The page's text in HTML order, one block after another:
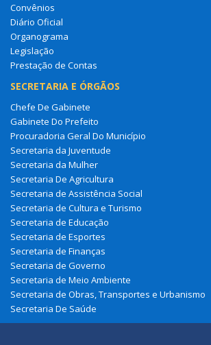
Convênios
Diário Oficial
Organograma
Legislação
Prestação de Contas
SECRETARIA E ÓRGÃOS
Chefe De Gabinete
Gabinete Do Prefeito
Procuradoria Geral Do Município
Secretaria da Juventude
Secretaria da Mulher
Secretaria De Agricultura
Secretaria de Assistência Social
Secretaria de Cultura e Turismo
Secretaria de Educação
Secretaria de Esportes
Secretaria de Finanças
Secretaria de Governo
Secretaria de Meio Ambiente
Secretaria de Obras, Transportes e Urbanismo
Secretaria De Saúde